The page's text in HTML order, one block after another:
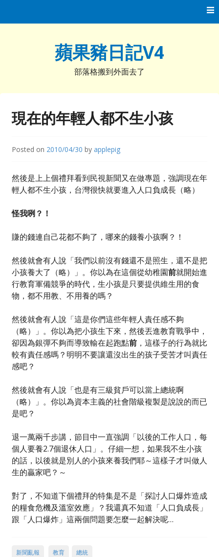
蘋果豬日記V4
部落格搬到外面去了
現在的年輕人都不生小孩
Posted on 2010/04/30 by applepig
然後是上上個禮拜看到民視新聞又在做專題，強調現在年
輕人都不生小孩，台灣很快就要進入人口負成長（略）
怪我咧？！
賺的錢連自己花都不夠了，哪來的錢養小孩啊？！
然後就會有人說「我們以前沒有錢還不是照生，還不是把
小孩養大了（略）」。你以為在這個從幼稚園前就開始進
行教育軍備競爭的時代，生小孩是只要提供維生用的食
物，都不用教、不用養的嗎？
然後就會有人說「這是你們這些年輕人責任感不夠
（略）」。你以為把小孩生下來，然後丟進教育戰爭中，
卻因為銀彈不夠而導致輸在起跑點前 ，這樣子的行為就比
較有責任感嗎？明明不要讓還沒出生的孩子受苦才叫責任
感吧？
然後就會有人說「也是有三級貧戶可以當上總統啊
（略）」。你以為資本主義的社會階級複製是說說的而已
是吧？
退一萬兩千步講，節目中一直強調「以後的工作人口，每
個人要養2.7個退休人口」。仔細一想，如果我不生小孩
的話，以後就是別人的小孩來養我們耶～這樣子才叫做人
生的贏家吧？～
對了，不知道下個禮拜的特集是不是「探討人口爆炸造成
的糧食危機及溫室效應」？我還真不知道「人口負成長」
跟「人口爆炸」這兩個問題要怎麼一起解決呢…
新聞亂報 教育 總統